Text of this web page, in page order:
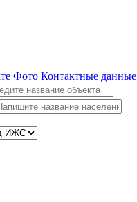
Фото Контактные данные